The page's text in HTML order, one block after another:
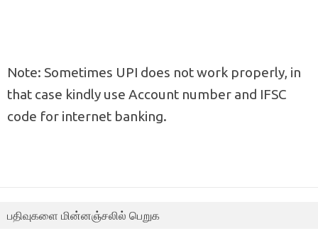
Note: Sometimes UPI does not work properly, in
that case kindly use Account number and IFSC
code for internet banking.
பதிவுகளை மின்னஞ்சலில் பெறுக